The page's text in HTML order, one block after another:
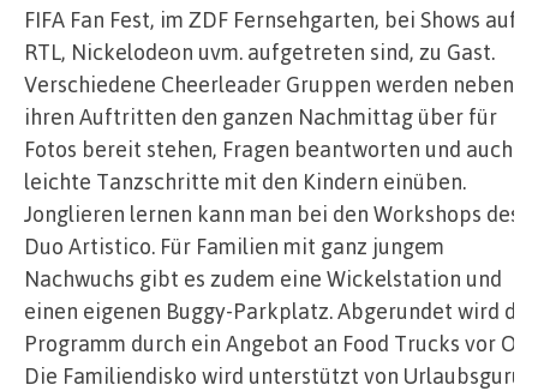
FIFA Fan Fest, im ZDF Fernsehgarten, bei Shows auf
RTL, Nickelodeon uvm. aufgetreten sind, zu Gast.
Verschiedene Cheerleader Gruppen werden neben
ihren Auftritten den ganzen Nachmittag über für
Fotos bereit stehen, Fragen beantworten und auch
leichte Tanzschritte mit den Kindern einüben.
Jonglieren lernen kann man bei den Workshops des
Duo Artistico. Für Familien mit ganz jungem
Nachwuchs gibt es zudem eine Wickelstation und
einen eigenen Buggy-Parkplatz. Abgerundet wird das
Programm durch ein Angebot an Food Trucks vor Ort.
Die Familiendisko wird unterstützt von Urlaubsguru